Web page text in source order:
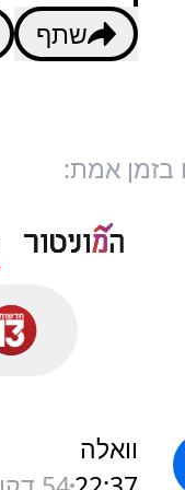
שתף
בזמן אמת:
וואלה